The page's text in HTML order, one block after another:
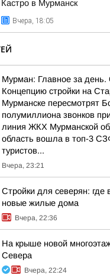
Кастро в Мурманск
Вчера, 18:05
Мурман: Главное за
Концепцию стройки на
Мурманске пересмотрят
полумиллиона звонков
линия ЖКХ Мурманской
область вошла в топ-3
туристов...
Вчера, 23:21
Стройки для северян: где
новые жилые дома
Вчера, 22:36
На крыше новой
Севера
Вчера, 22:24